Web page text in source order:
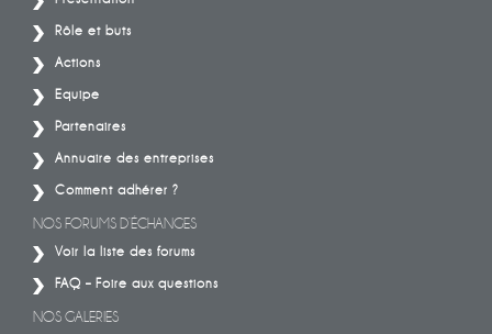
Rôle et buts
Actions
Equipe
Partenaires
Annuaire des entreprises
Comment adhérer ?
NOS FORUMS D’ÉCHANGES
Voir la liste des forums
FAQ – Foire aux questions
NOS GALERIES